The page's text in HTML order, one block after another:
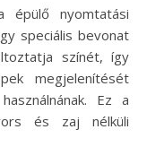
épülő nyomtatási
speciális bevonat
színét, így
megjelenítését
Ez a
és zaj nélküli